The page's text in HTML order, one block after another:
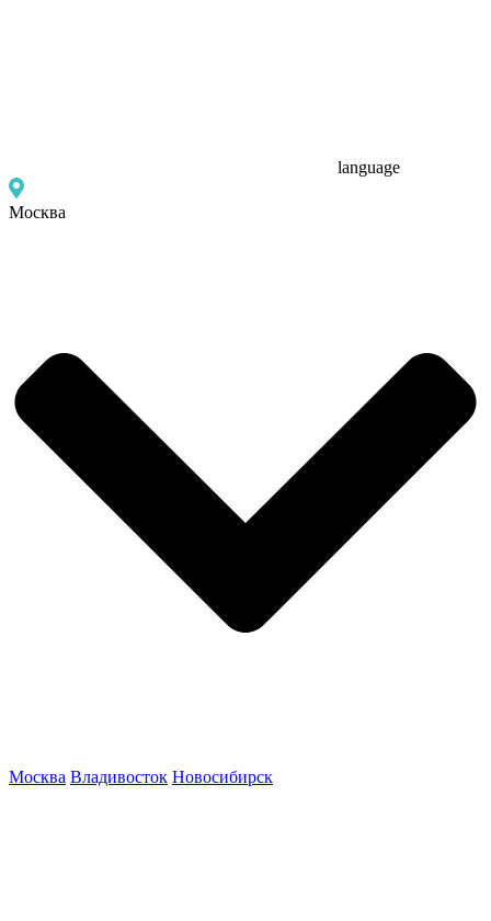
language
Москва
Москва Владивосток Новосибирск